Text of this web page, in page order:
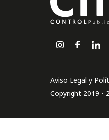
Aviso Legal y
Copyright 2019 -